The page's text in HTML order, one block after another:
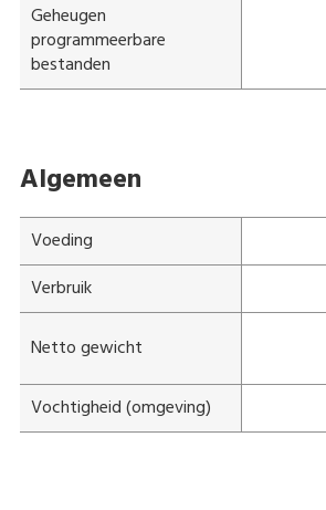
Geheugen
programmeerbare
bestanden
Algemeen
Voeding
Verbruik
Netto gewicht
Vochtigheid (omgeving)